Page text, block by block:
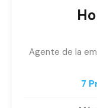
Agente de la
7